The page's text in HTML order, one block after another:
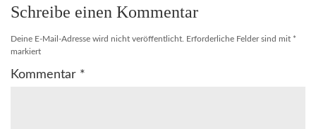
Schreibe einen Kommentar
Deine E-Mail-Adresse wird nicht veröffentlicht. Erforderliche Felder sind mit *
markiert
Kommentar *